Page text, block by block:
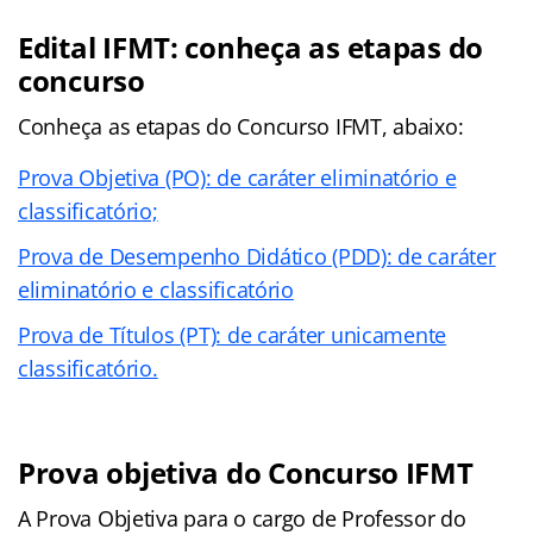
Edital IFMT: conheça as etapas do
concurso
Conheça as etapas do Concurso IFMT, abaixo:
Prova Objetiva (PO): de caráter eliminatório e
classificatório;
Prova de Desempenho Didático (PDD): de caráter
eliminatório e classificatório
Prova de Títulos (PT): de caráter unicamente
classificatório.
Prova objetiva do Concurso IFMT
A Prova Objetiva para o cargo de Professor do